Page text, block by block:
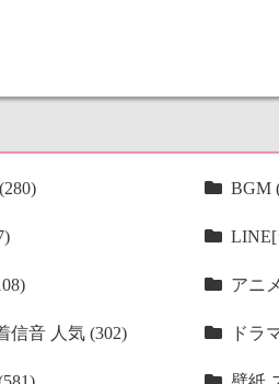
BGM
LINE[
アニ
信音 人気 (302) ドラ